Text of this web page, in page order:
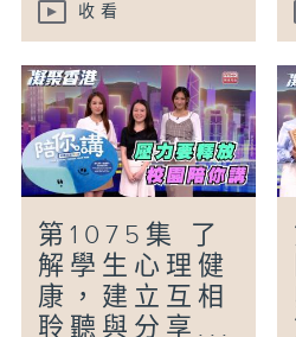
收看
第1075集 了
解學生心理健
康，建立互相
聆聽與分享...